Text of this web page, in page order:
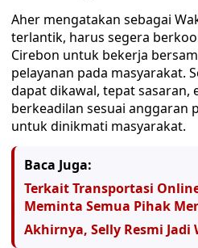
Aher mengatakan sebagai
terlantik, harus segera
Cirebon untuk bekerja
pelayanan pada masyarakat.
dapat dikawal, tepat sasaran,
berkeadilan sesuai anggaran
untuk dinikmati masyarakat.
Baca Juga:
Terkait Transportasi
Meminta Semua Pihak
Akhirnya, Selly Resmi Jadi